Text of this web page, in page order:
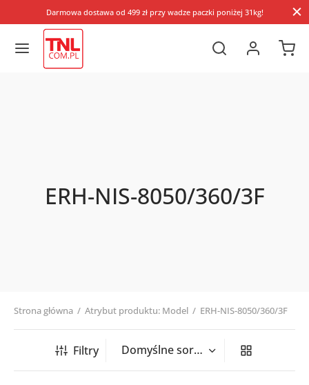
Darmowa dostawa od 499 zł przy wadze paczki poniżej 31kg!
ERH-NIS-8050/360/3F
Strona główna / Atrybut produktu: Model / ERH-NIS-8050/360/3F
Filtry